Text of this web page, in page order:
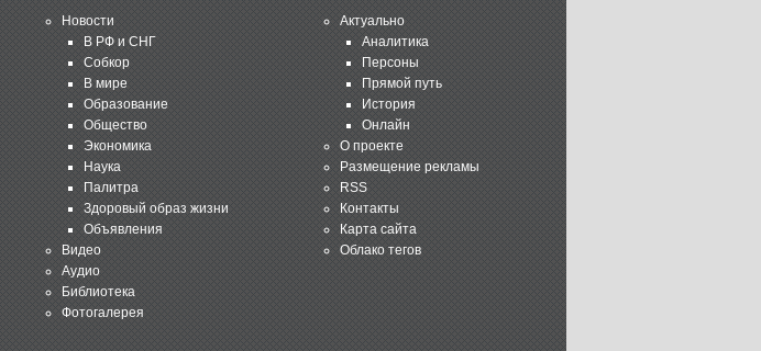
Новости
В РФ и СНГ
Собкор
В мире
Образование
Общество
Экономика
Наука
Палитра
Здоровый образ жизни
Объявления
Видео
Аудио
Библиотека
Фотогалерея
Актуально
Аналитика
Персоны
Прямой путь
История
Онлайн
О проекте
Размещение рекламы
RSS
Контакты
Карта сайта
Облако тегов